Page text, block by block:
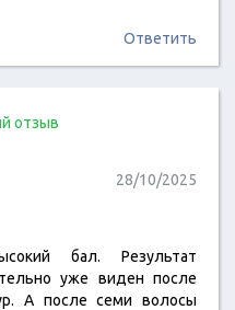
Ответить
отзыв
28/10/2025
бал. Результат
уже виден после
А после семи волосы